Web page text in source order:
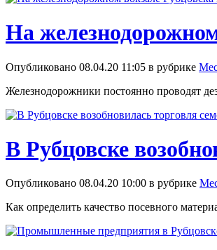
На
Опубликовано 08.04.20 11:05 в рубрике
Железнодорожники постоянно проводят
В Рубцовске
Опубликовано 08.04.20 10:00 в рубрике
Как определить качество посевного